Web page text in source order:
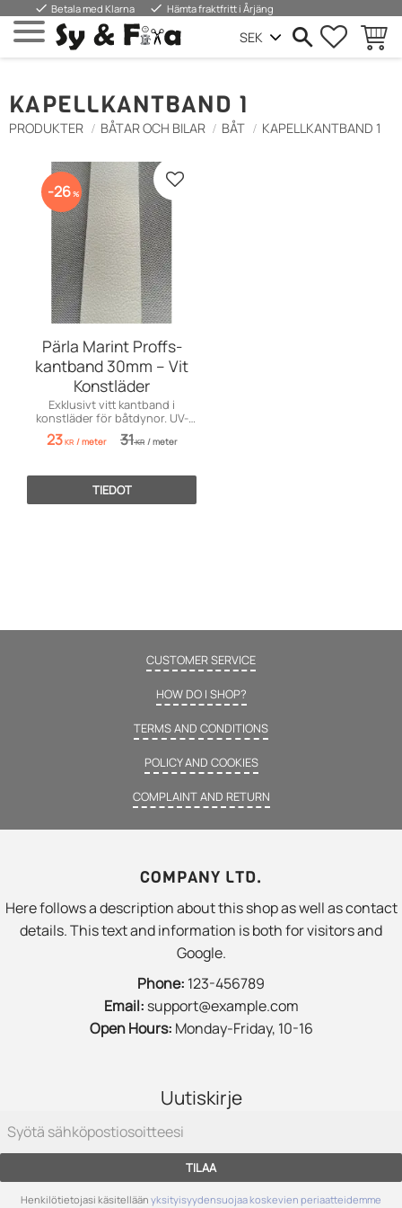
Valikko
done Betala med Klarna done Hämta fraktfritt i Årjäng
SUOSIKIT
KAPELLKANTBAND 1
PRODUKTER BÅTAR OCH BILAR BÅT KAPELLKANTBAND 1
Pärla Marint Proffs-
kantband 30mm – Vit
Konstläder
Exklusivt vitt kantband i
konstläder för båtdynor. UV-
tåligt och proffskvalitet för
havet.
23KR /meter 31KR /meter
26% Lisää suosikiksi
TIEDOT
CUSTOMER SERVICE
HOW DO I SHOP?
TERMS AND CONDITIONS
POLICY AND COOKIES
COMPLAINT AND RETURN
COMPANY LTD.
Here follows a description about this shop as well as contact
details. This text and information is both for visitors and
Google.
Phone: 123-456789
Email: support@example.com
Open Hours: Monday-Friday, 10-16
Uutiskirje
TILAA
Henkilötietojasi käsitellään yksityisyydensuojaa koskevien periaatteidemme